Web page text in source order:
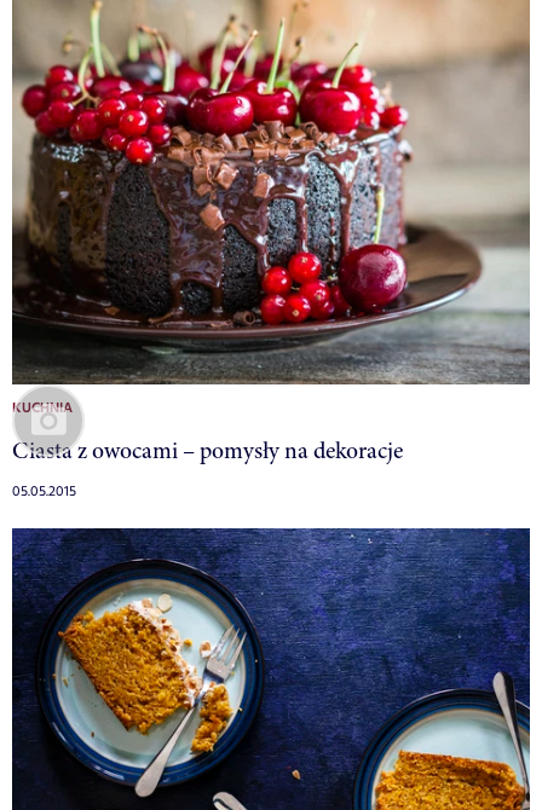
KUCHNIA
Ciasta z owocami – pomysły na dekoracje
05.05.2015